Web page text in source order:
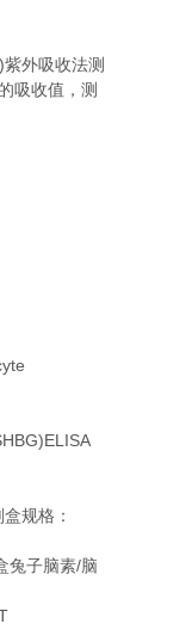
紫外吸收法测
吸收值，测
规格：
兔子脑素/脑